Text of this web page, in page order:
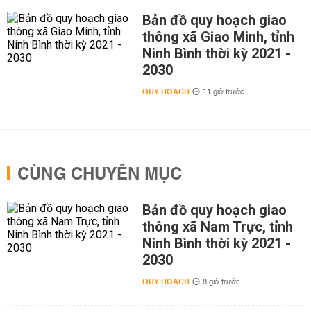
Bản đồ quy hoạch giao
thông xã Giao Minh, tỉnh
Ninh Bình thời kỳ 2021 -
2030
QUY HOẠCH 11 giờ trước
CÙNG CHUYÊN MỤC
Bản đồ quy hoạch giao
thông xã Nam Trực, tỉnh
Ninh Bình thời kỳ 2021 -
2030
QUY HOẠCH 8 giờ trước